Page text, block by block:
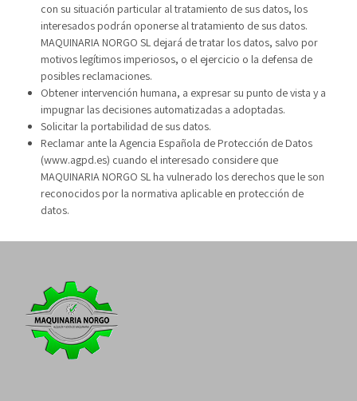
con su situación particular al tratamiento de sus datos, los
interesados podrán oponerse al tratamiento de sus datos.
MAQUINARIA NORGO SL dejará de tratar los datos, salvo por
motivos legítimos imperiosos, o el ejercicio o la defensa de
posibles reclamaciones.
Obtener intervención humana, a expresar su punto de vista y a
impugnar las decisiones automatizadas a adoptadas.
Solicitar la portabilidad de sus datos.
Reclamar ante la Agencia Española de Protección de Datos
(www.agpd.es) cuando el interesado considere que
MAQUINARIA NORGO SL ha vulnerado los derechos que le son
reconocidos por la normativa aplicable en protección de
datos.